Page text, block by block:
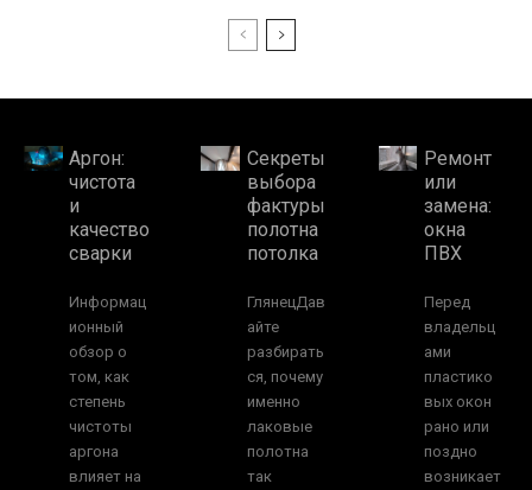
Аргон:
чистота
и
качество
сварки
Информац
ионный
обзор о
том, как
степень
чистоты
аргона
влияет на
Секреты
выбора
фактуры
полотна
потолка
ГлянецДав
айте
разбирать
ся, почему
именно
лаковые
полотна
так
Ремонт
или
замена:
окна
ПВХ
Перед
владельц
ами
пластико
вых окон
рано или
поздно
возникает